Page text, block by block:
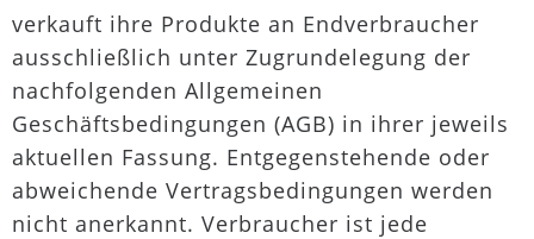
verkauft ihre Produkte an Endverbraucher
ausschließlich unter Zugrundelegung der
nachfolgenden Allgemeinen
Geschäftsbedingungen (AGB) in ihrer jeweils
aktuellen Fassung. Entgegenstehende oder
abweichende Vertragsbedingungen werden
nicht anerkannt. Verbraucher ist jede